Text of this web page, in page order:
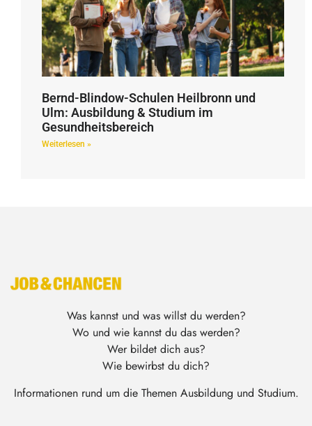
Bernd-Blindow-Schulen Heilbronn und
Ulm: Ausbildung & Studium im
Gesundheitsbereich
Weiterlesen »
Was kannst und was willst du werden?
Wo und wie kannst du das werden?
Wer bildet dich aus?
Wie bewirbst du dich?
Informationen rund um die Themen Ausbildung und Studium.